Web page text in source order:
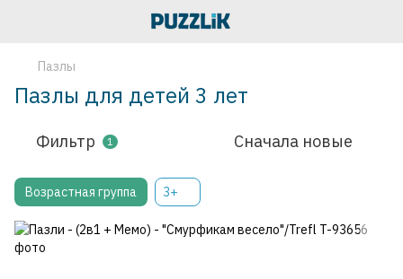
Пазлы
Пазлы для детей 3 лет
Фильтр 1 Сначала новые
Возрастная группа 3+